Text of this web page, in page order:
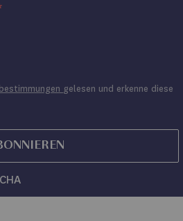
gelesen und erkenne diese